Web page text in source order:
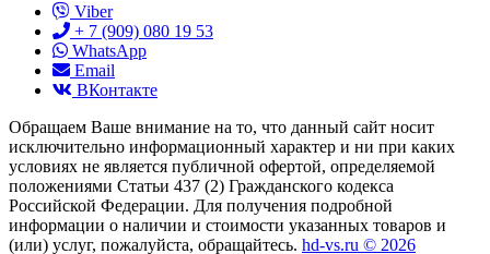
Viber
+ 7 (909) 080 19 53
WhatsApp
Email
ВКонтакте
Обращаем Ваше внимание на то, что данный сайт носит
исключительно информационный характер и ни при каких
условиях не является публичной офертой, определяемой
положениями Статьи 437 (2) Гражданского кодекса
Российской Федерации. Для получения подробной
информации о наличии и стоимости указанных товаров и
(или) услуг, пожалуйста, обращайтесь. hd-vs.ru © 2026